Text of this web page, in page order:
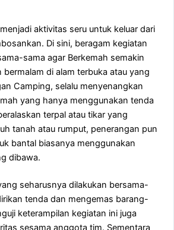
aktivitas seru untuk keluar dari
Di sini, beragam kegiatan
sama agar Berkemah semakin
bermalam di alam terbuka atau yang
Camping, selalu menyenangkan
yang hanya menggunakan tenda
terpal atau tikar yang
tanah atau rumput, penerangan pun
bantal biasanya menggunakan
dibawa.
seharusnya dilakukan bersama-
tenda dan mengemas barang-
keterampilan kegiatan ini juga
sesama anggota tim. Sementara